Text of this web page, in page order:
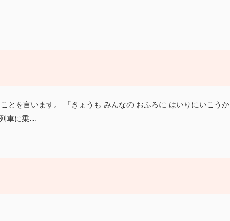
とを言います。 「きょうも みんなの おふろに はいりにいこうか
車に乗…